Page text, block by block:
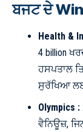
ਬਜਟ ਦੇ
Health &
4 billion
ਹਸਪਤਾਲ
ਸੁਰੱਖਿਆ
Olympics :
ਵੈਨਿਊਜ਼,